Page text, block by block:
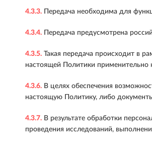
4.3.3. Передача необходима для
4.3.4. Передача предусмотрена
4.3.5. Такая передача происходит в
настоящей Политики
4.3.6. В целях обеспечения
настоящую Политику, либо
4.3.7. В результате обработки
проведения исследований,